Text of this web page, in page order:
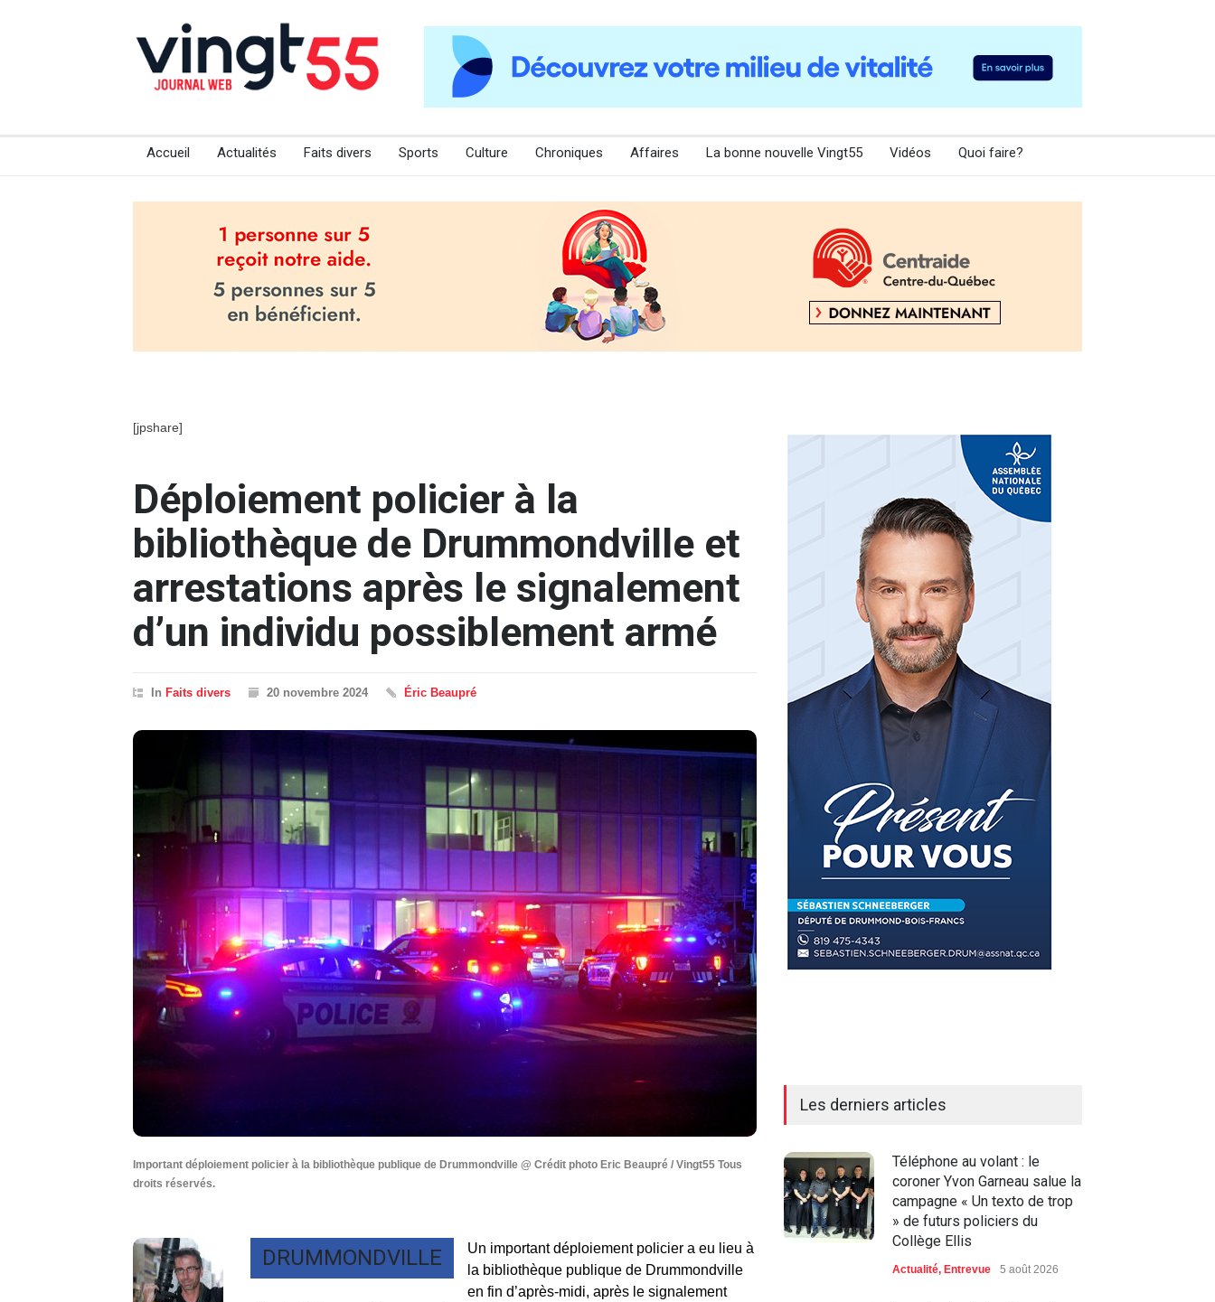
Accueil Actualités Faits divers Sports Culture Chroniques Affaires La bonne nouvelle Vingt55 Vidéos Quoi faire?
[jpshare]
Déploiement policier à la
bibliothèque de Drummondville et
arrestations après le signalement
d’un individu possiblement armé
In Faits divers 20 novembre 2024 Éric Beaupré
Important déploiement policier à la bibliothèque publique de Drummondville @ Crédit photo Eric Beaupré / Vingt55 Tous
droits réservés.
DRUMMONDVILLE
Un important déploiement policier a eu lieu à
la bibliothèque publique de Drummondville
en fin d’après-midi, après le signalement
Les derniers articles
Téléphone au volant : le
coroner Yvon Garneau salue la
campagne « Un texto de trop
» de futurs policiers du
Collège Ellis
Actualité, Entrevue 5 août 2026